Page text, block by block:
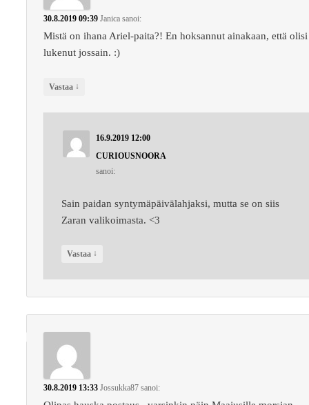
30.8.2019 09:39 Janica sanoi:
Mistä on ihana Ariel-paita?! En hoksannut ainakaan, että olisi
lukenut jossain. :)
Vastaa ↓
16.9.2019 12:00
CURIOUSNOORA
sanoi:
Sain paidan syntymäpäivälahjaksi, mutta se on siis
Zaran valikoimasta. <3
Vastaa ↓
30.8.2019 13:33 Jossukka87 sanoi: